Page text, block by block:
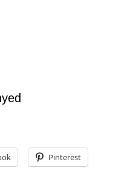
Pinterest